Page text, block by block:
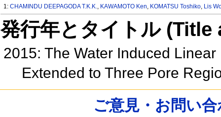
1:CHAMINDU DEEPAGODA T.K.K., KAWAMOTO Ken, KOMATSU Toshiko, Lis
発行年とタイトル
2015: The Water Induced
Extended to Three Pore
ご意見・お問い